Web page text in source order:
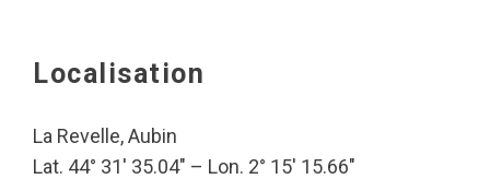
Localisation
La Revelle, Aubin
Lat. 44° 31′ 35.04″ – Lon. 2° 15′ 15.66″